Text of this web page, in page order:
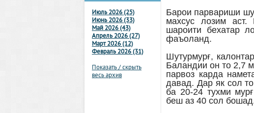
Июль 2026 (25)
Июнь 2026 (33)
Май 2026 (43)
Апрель 2026 (27)
Март 2026 (12)
Февраль 2026 (31)
Показать / скрыть
весь архив
Барои парвариши
махсус лозим аст.
шароити бехатар
фаъоланд.
Шутурмурғ,
Баландии он то 2,7
парвоз карда
давад. Дар як сол
ба 20-24 тухми
беш аз 40 сол